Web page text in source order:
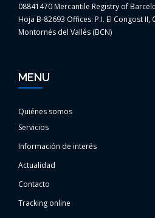
08841470 Mercantile Registry of
Hoja B-82693 Offices: P.I. El Congost II,
Montornés del Vallés (BCN)
MENU
Quiénes somos
Servicios
Información de interés
Actualidad
Contacto
Tracking online